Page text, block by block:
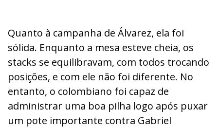
Quanto à campanha de Álvarez, ela foi
sólida. Enquanto a mesa esteve cheia, os
stacks se equilibravam, com todos trocando
posições, e com ele não foi diferente. No
entanto, o colombiano foi capaz de
administrar uma boa pilha logo após puxar
um pote importante contra Gabriel